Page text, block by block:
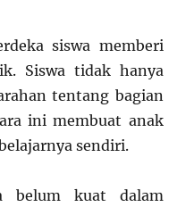
siswa memberi
Siswa tidak hanya
tentang bagian
ini membuat anak
sendiri.
belum kuat dalam